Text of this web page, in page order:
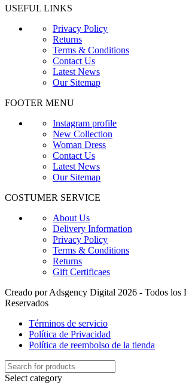
USEFUL LINKS
Privacy Policy
Returns
Terms & Conditions
Contact Us
Latest News
Our Sitemap
FOOTER MENU
Instagram profile
New Collection
Woman Dress
Contact Us
Latest News
Our Sitemap
COSTUMER SERVICE
About Us
Delivery Information
Privacy Policy
Terms & Conditions
Returns
Gift Certificaes
Creado por Adsgency Digital 2026 - Todos los
Reservados
Términos de servicio
Política de Privacidad
Política de reembolso de la tienda
Select category